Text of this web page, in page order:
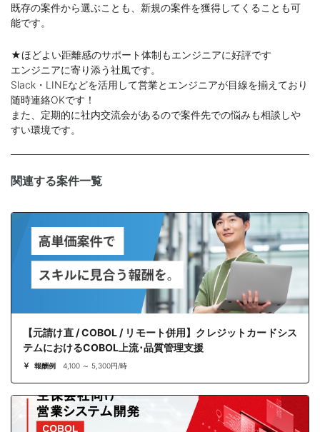
既存の案件から選ぶことも、新規の案件を獲得してくることも可
能です。
★ほどよい距離感のサポート体制もエンジニアに好評です
エンジニアに寄り添う社風です。
Slack・LINEなどを活用して営業とエンジニアが目線を揃えており
随時連絡OKです！
また、定期的に社内交流会があるので案件先での悩みも相談しや
すい環境です。
関連する案件一覧
【元請け直 / COBOL / リモート併用】クレジットカードシス
テムにおけるCOBOL上流･品質管理支援
報酬例 4,100 ～ 5,300円/時